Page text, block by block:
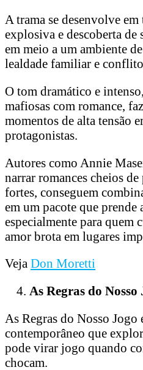
A trama se desenvolve
explosiva e descoberta de
em meio a um ambiente
lealdade familiar e
O tom dramático e
mafiosas com romance,
momentos de alta tensão
protagonistas.
Autores como Annie
narrar romances cheios
fortes, conseguem
em um pacote que
especialmente para quem
amor brota em lugares
Veja Don Moretti
As Regras do
As Regras do Nosso Jogo
contemporâneo que
pode virar jogo quando
chocam.